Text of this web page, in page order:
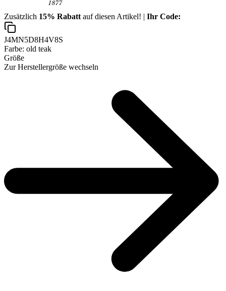
Zusätzlich 15% Rabatt auf diesen Artikel! | Ihr Code:
J4MN5D8H4V8S
Farbe: old teak
Größe
Zur Herstellergröße wechseln